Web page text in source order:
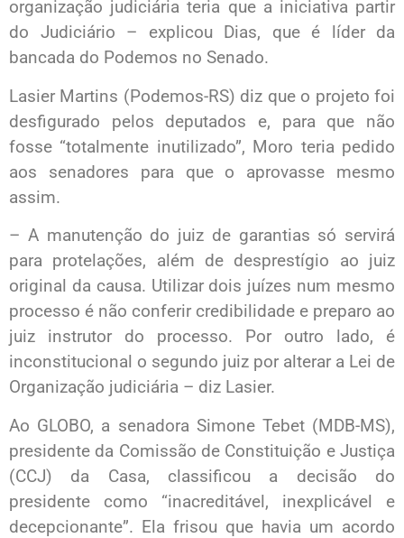
organização judiciária teria que a iniciativa partir
do Judiciário – explicou Dias, que é líder da
bancada do Podemos no Senado.
Lasier Martins (Podemos-RS) diz que o projeto foi
desfigurado pelos deputados e, para que não
fosse “totalmente inutilizado”, Moro teria pedido
aos senadores para que o aprovasse mesmo
assim.
– A manutenção do juiz de garantias só servirá
para protelações, além de desprestígio ao juiz
original da causa. Utilizar dois juízes num mesmo
processo é não conferir credibilidade e preparo ao
juiz instrutor do processo. Por outro lado, é
inconstitucional o segundo juiz por alterar a Lei de
Organização judiciária – diz Lasier.
Ao GLOBO, a senadora Simone Tebet (MDB-MS),
presidente da Comissão de Constituição e Justiça
(CCJ) da Casa, classificou a decisão do
presidente como “inacreditável, inexplicável e
decepcionante”. Ela frisou que havia um acordo